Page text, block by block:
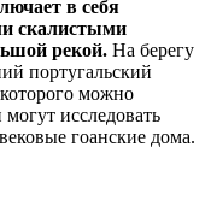
в себя
скалистыми
рекой. На берегу
португальский
можно
исследовать
гоанские дома.